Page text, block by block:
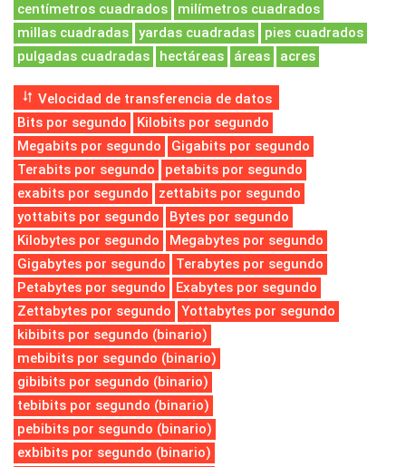
centímetros cuadrados
milímetros cuadrados
millas cuadradas
yardas cuadradas
pies cuadrados
pulgadas cuadradas
hectáreas áreas acres
Velocidad de transferencia de datos
Bits por segundo
Kilobits por segundo
Megabits por segundo
Gigabits por segundo
Terabits por segundo
petabits por segundo
exabits por segundo
zettabits por segundo
yottabits por segundo
Bytes por segundo
Kilobytes por segundo
Megabytes por segundo
Gigabytes por segundo
Terabytes por segundo
Petabytes por segundo
Exabytes por segundo
Zettabytes por segundo
Yottabytes por segundo
kibibits por segundo (binario)
mebibits por segundo (binario)
gibibits por segundo (binario)
tebibits por segundo (binario)
pebibits por segundo (binario)
exbibits por segundo (binario)